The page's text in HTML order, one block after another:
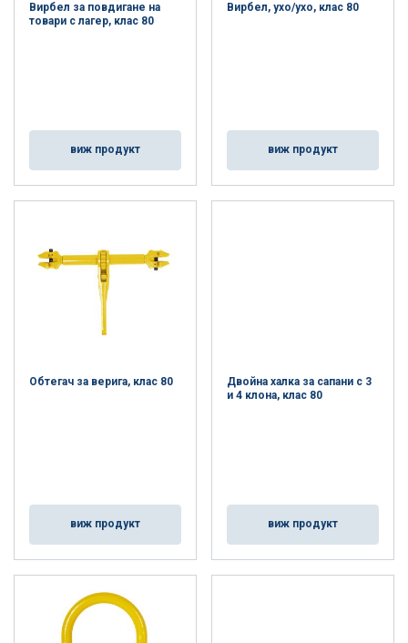
Вирбел за повдигане на
товари с лагер, клас 80
виж продукт
Вирбел, ухо/ухо, клас 80
виж продукт
Обтегач за верига, клас 80
виж продукт
Двойна халка за сапани с 3
и 4 клона, клас 80
виж продукт